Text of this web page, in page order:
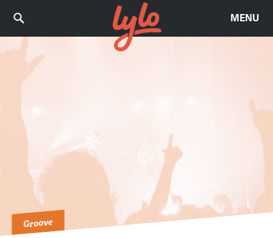
MENU
Groove